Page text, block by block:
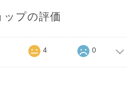
ップの評価
4 0